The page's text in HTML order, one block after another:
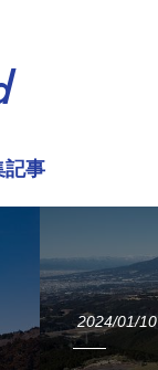
記事
2024/01/10